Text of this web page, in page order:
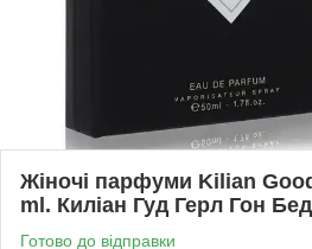
Жіночі парфуми Kilian
ml. Киліан Гуд Герл Гон
Готово до відправки